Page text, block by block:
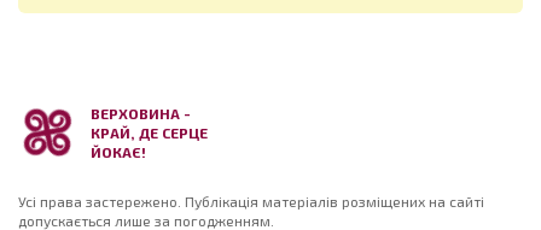
ВЕРХОВИНА -
КРАЙ, ДЕ СЕРЦЕ
ЙОКАЄ!
Усі права застережено. Публікація матеріалів розміщених на сайті
допускається лише за погодженням.